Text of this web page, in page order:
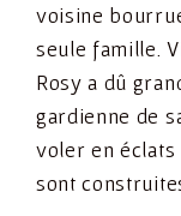
voisine
seule famille.
Rosy a dû
gardienne de
voler en
sont